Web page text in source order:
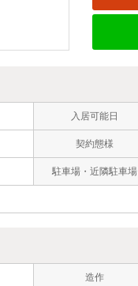
入居可能日
契約態様
駐車場・近隣駐車場
造作